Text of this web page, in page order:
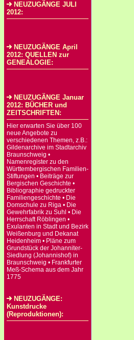
NEUZUGÄNGE JULI
2012:
NEUZUGÄNGE April
2012: QUELLEN zur
GENEALOGIE:
NEUZUGÄNGE Januar
2012: BÜCHER und
ZEITSCHRIFTEN:
Hier erwarten Sie über 100
neue Angebote zu
verschiedenen Themen, z.B.:
Gildenarchive im Stadtarchiv
Braunschweig •
Namenregister zu den
Württembergischen Familien-
Stiftungen • Beiträge zur
Bergischen Geschichte •
Bibliographie gedruckter
Familiengeschichte • Die
Domschule zu Riga • Die
Gewehrfabrik zu Suhl • Die
Herrschaft Röblingen •
Exulanten in Stadt und Bezirk
Weißenburg und Dekanat
Heidenheim • Pläne zum
Grundstück der Johanniter-
Siedlung (Johannishof) in
Braunschweig • Frankfurter
Meß-Schema aus dem Jahr
1775
NEUZUGÄNGE:
Kunstdrucke
(Reproduktionen):